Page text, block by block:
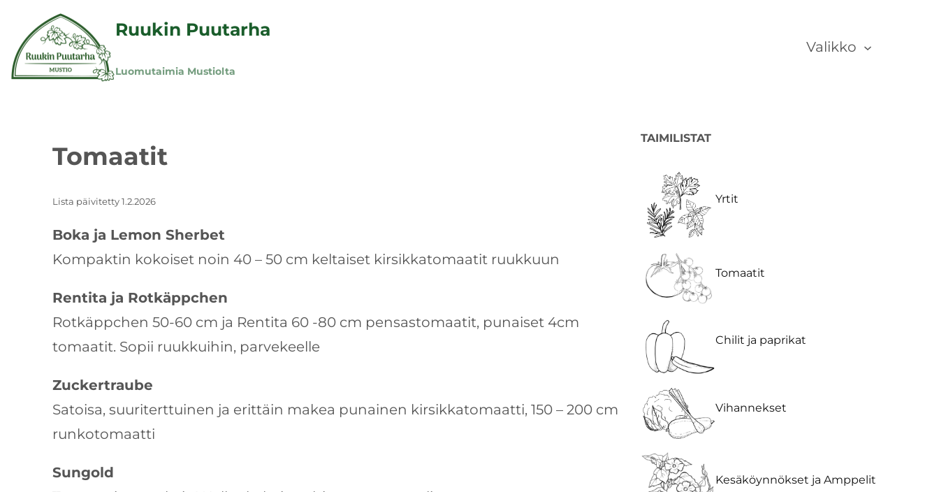
Ruukin Puutarha
Luomutaimia Mustiolta
Valikko
Tomaatit
Lista päivitetty 1.2.2026
Boka ja Lemon Sherbet
Kompaktin kokoiset noin 40 – 50 cm keltaiset kirsikkatomaatit ruukkuun
Rentita ja Rotkäppchen
Rotkäppchen 50-60 cm ja Rentita 60 -80 cm pensastomaatit, punaiset 4cm
tomaatit. Sopii ruukkuihin, parvekeelle
Zuckertraube
Satoisa, suuriterttuinen ja erittäin makea punainen kirsikkatomaatti, 150 – 200 cm
runkotomaatti
Sungold
TAIMILISTAT
Yrtit
Tomaatit
Chilit ja paprikat
Vihannekset
Kesäköynnökset ja Amppelit